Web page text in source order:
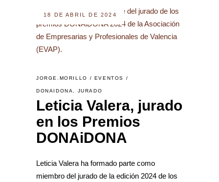
18 DE ABRIL DE 2024
JORGE.MORILLO EVENTOS
DONAIDONA JURADO
Leticia Valera, jurado
en los Premios
DONAiDONA
Leticia Valera ha formado parte como
miembro del jurado de la edición 2024 de los